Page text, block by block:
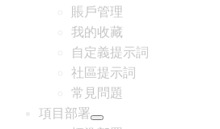
賬戶管理
我的收藏
自定義提示詞
社區提示詞
常見問題
項目部署